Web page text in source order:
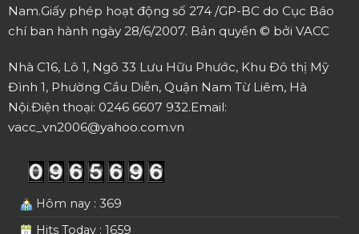
Nam.Giấy phép hoạt động số 274 /GP-BC do Cục Báo
chí ban hành ngày 28/6/2007. Bản quyền © bởi VACC
Nhà C16, Lô 1, Ngõ 33 Lưu Hữu Phước, Khu Đô thị Mỹ
Đình 1, Phường Cầu Diễn, Quận Nam Từ Liêm, Hà
Nội.Điện thoại: 0246 6607 932.Email:
vacc_vn2006@yahoo.com.vn
Hôm nay : 369
Hits Today : 1659